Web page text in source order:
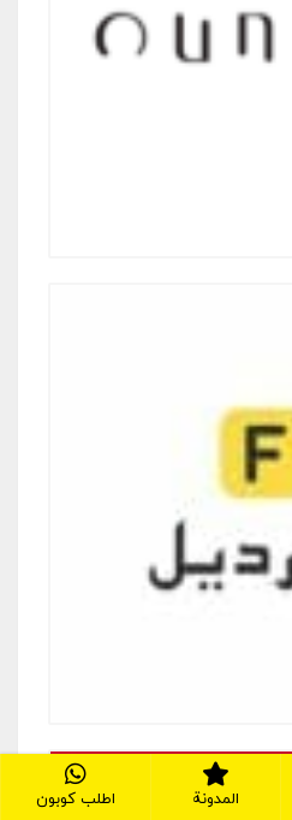
المدونة اطلب كوبون